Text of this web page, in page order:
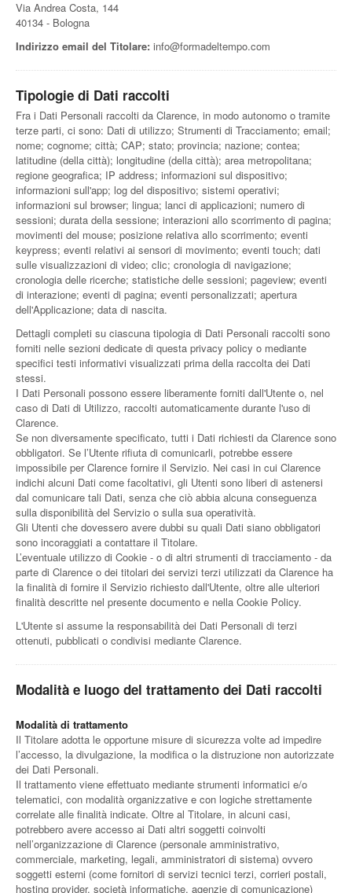
Via Andrea Costa, 144
40134 - Bologna
Indirizzo email del Titolare: info@formadeltempo.com
Tipologie di Dati raccolti
Fra i Dati Personali raccolti da Clarence, in modo autonomo o tramite
terze parti, ci sono: Dati di utilizzo; Strumenti di Tracciamento; email;
nome; cognome; città; CAP; stato; provincia; nazione; contea;
latitudine (della città); longitudine (della città); area metropolitana;
regione geografica; IP address; informazioni sul dispositivo;
informazioni sull'app; log del dispositivo; sistemi operativi;
informazioni sul browser; lingua; lanci di applicazioni; numero di
sessioni; durata della sessione; interazioni allo scorrimento di pagina;
movimenti del mouse; posizione relativa allo scorrimento; eventi
keypress; eventi relativi ai sensori di movimento; eventi touch; dati
sulle visualizzazioni di video; clic; cronologia di navigazione;
cronologia delle ricerche; statistiche delle sessioni; pageview; eventi
di interazione; eventi di pagina; eventi personalizzati; apertura
dell'Applicazione; data di nascita.
Dettagli completi su ciascuna tipologia di Dati Personali raccolti sono
forniti nelle sezioni dedicate di questa privacy policy o mediante
specifici testi informativi visualizzati prima della raccolta dei Dati
stessi.
I Dati Personali possono essere liberamente forniti dall'Utente o, nel
caso di Dati di Utilizzo, raccolti automaticamente durante l'uso di
Clarence.
Se non diversamente specificato, tutti i Dati richiesti da Clarence sono
obbligatori. Se l’Utente rifiuta di comunicarli, potrebbe essere
impossibile per Clarence fornire il Servizio. Nei casi in cui Clarence
indichi alcuni Dati come facoltativi, gli Utenti sono liberi di astenersi
dal comunicare tali Dati, senza che ciò abbia alcuna conseguenza
sulla disponibilità del Servizio o sulla sua operatività.
Gli Utenti che dovessero avere dubbi su quali Dati siano obbligatori
sono incoraggiati a contattare il Titolare.
L’eventuale utilizzo di Cookie - o di altri strumenti di tracciamento - da
parte di Clarence o dei titolari dei servizi terzi utilizzati da Clarence ha
la finalità di fornire il Servizio richiesto dall'Utente, oltre alle ulteriori
finalità descritte nel presente documento e nella Cookie Policy.
L'Utente si assume la responsabilità dei Dati Personali di terzi
ottenuti, pubblicati o condivisi mediante Clarence.
Modalità e luogo del trattamento dei Dati raccolti
Modalità di trattamento
Il Titolare adotta le opportune misure di sicurezza volte ad impedire
l’accesso, la divulgazione, la modifica o la distruzione non autorizzate
dei Dati Personali.
Il trattamento viene effettuato mediante strumenti informatici e/o
telematici, con modalità organizzative e con logiche strettamente
correlate alle finalità indicate. Oltre al Titolare, in alcuni casi,
potrebbero avere accesso ai Dati altri soggetti coinvolti
nell’organizzazione di Clarence (personale amministrativo,
commerciale, marketing, legali, amministratori di sistema) ovvero
soggetti esterni (come fornitori di servizi tecnici terzi, corrieri postali,
hosting provider, società informatiche, agenzie di comunicazione)